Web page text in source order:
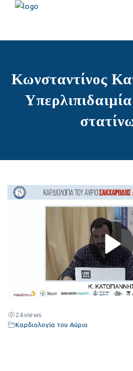
Κωνσταντίνος
24views
Καρδιολογία του Αύριο